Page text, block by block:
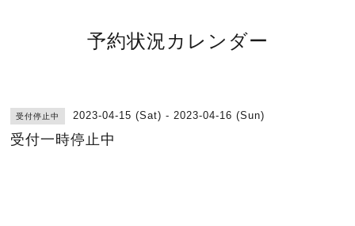
予約状況カレンダー
受付停止中 2023-04-15 (Sat) - 2023-04-16 (Sun)
受付一時停止中